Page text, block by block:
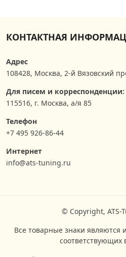
КОНТАКТНАЯ
Адрес
108428, Москва, 2-й Вязовский
Для писем и корреспонденции:
115516, г. Москва, а/я 85
Телефон
+7 495 926-86-44
Интернет
info@ats-tuning.ru
© Copyright, ATS-
Все товарные знаки
соответствующих